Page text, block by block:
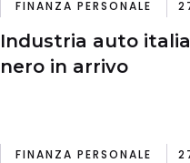
FINANZA PERSONALE
Industria auto
nero in arrivo
FINANZA PERSONALE